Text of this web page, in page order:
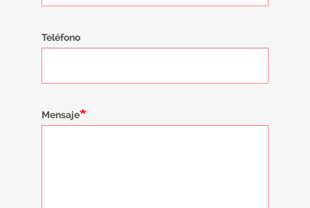
Teléfono
Mensaje